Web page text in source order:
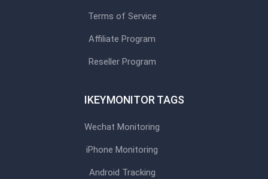
Terms of Service
Affiliate Program
Reseller Program
IKEYMONITOR TAGS
Wechat Monitoring
iPhone Monitoring
Android Tracking